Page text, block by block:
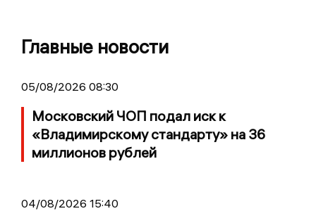
Главные новости
05/08/2026 08:30
Московский ЧОП подал иск к
«Владимирскому стандарту» на 36
миллионов рублей
04/08/2026 15:40